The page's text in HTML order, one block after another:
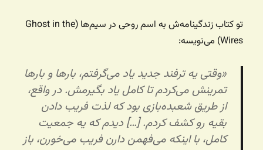
تو کتاب زندگینامه‌ش به اسم روحی در سیم‌ها (Ghost in the
Wires) می‌نویسه:
«وقتی یه ترفند جدید یاد می‌گرفتم، بارها و بارها
تمرینش می‌کردم تا کامل یاد بگیرمش. در واقع،
از طریق شعبده‌بازی بود که لذت فریب دادن
بقیه رو کشف کردم. […] دیدم که یه جمعیت
کامل، با اینکه می‌فهمن دارن فریب می‌خورن، باز